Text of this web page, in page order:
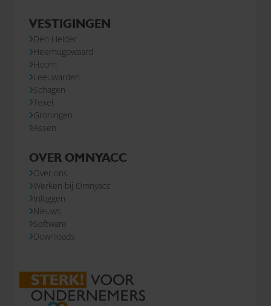
VESTIGINGEN
Den Helder
Heerhugowaard
Hoorn
Leeuwarden
Schagen
Texel
Groningen
Assen
OVER OMNYACC
Over ons
Werken bij Omnyacc
Inloggen
Nieuws
Software
Downloads